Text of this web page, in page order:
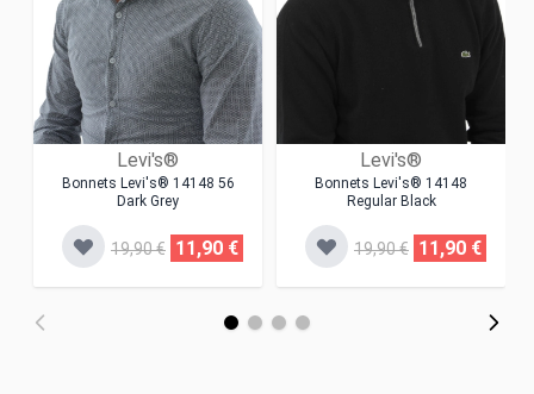
Levi's®
Bonnets Levi's® 14148 56
Dark Grey
19,90 € 11,90 €
Levi's®
Bonnets Levi's® 14148
Regular Black
19,90 € 11,90 €